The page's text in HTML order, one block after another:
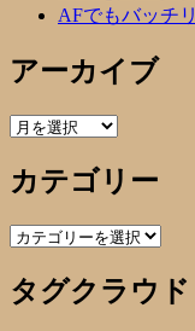
AFでもバッチリ
アーカイブ
ア
カ
イ
ブ
カテゴリー
カ
ゴ
リ
タグクラウド